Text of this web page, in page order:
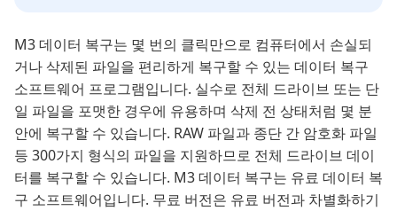
M3 데이터 복구는 몇 번의 클릭만으로 컴퓨터에서 손실되
거나 삭제된 파일을 편리하게 복구할 수 있는 데이터 복구
소프트웨어 프로그램입니다. 실수로 전체 드라이브 또는 단
일 파일을 포맷한 경우에 유용하며 삭제 전 상태처럼 몇 분
안에 복구할 수 있습니다. RAW 파일과 종단 간 암호화 파일
등 300가지 형식의 파일을 지원하므로 전체 드라이브 데이
터를 복구할 수 있습니다. M3 데이터 복구는 유료 데이터 복
구 소프트웨어입니다. 무료 버전은 유료 버전과 차별화하기